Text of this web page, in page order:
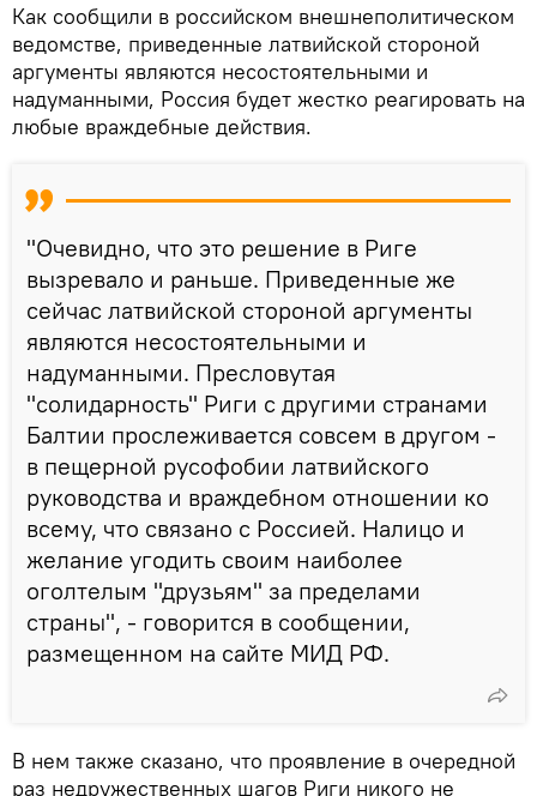
Как сообщили в российском внешнеполитическом
ведомстве, приведенные латвийской стороной
аргументы являются несостоятельными и
надуманными, Россия будет жестко реагировать на
любые враждебные действия.
"Очевидно, что это решение в Риге
вызревало и раньше. Приведенные же
сейчас латвийской стороной аргументы
являются несостоятельными и
надуманными. Пресловутая
"солидарность" Риги с другими странами
Балтии прослеживается совсем в другом -
в пещерной русофобии латвийского
руководства и враждебном отношении ко
всему, что связано с Россией. Налицо и
желание угодить своим наиболее
оголтелым "друзьям" за пределами
страны", - говорится в сообщении,
размещенном на сайте МИД РФ.
В нем также сказано, что проявление в очередной
раз недружественных шагов Риги никого не